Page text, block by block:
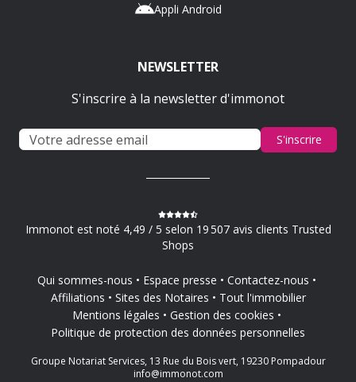
Appli Android
NEWSLETTER
S'inscrire à la newsletter d'immonot
S'inscrire
Immonot est noté 4,49 / 5 selon 19 507 avis clients Trusted
Shops
Qui sommes-nous Espace presse
Contactez-nous
Affiliations
Sites des Notaires
Tout l'immobilier
Mentions légales
Gestion des cookies
Politique de protection des données personnelles
Groupe Notariat Services, 13 Rue du Bois vert, 19230 Pompadour
info@immonot.com